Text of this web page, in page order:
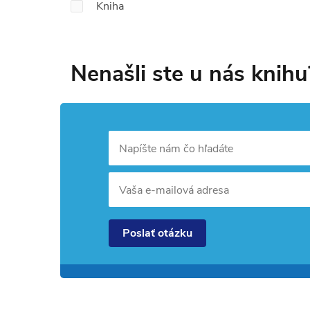
Kniha
Nenašli ste u nás
Napíšte nám čo hľadáte
Vaša e-mailová adresa
Poslať otázku